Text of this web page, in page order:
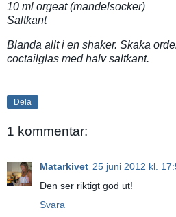
10 ml orgeat (mandelsocker)
Saltkant
Blanda allt i en shaker. Skaka
coctailglas med halv saltkant.
Dela
1 kommentar:
Matarkivet 25 juni 2012 kl.
Den ser riktigt god ut!
Svara